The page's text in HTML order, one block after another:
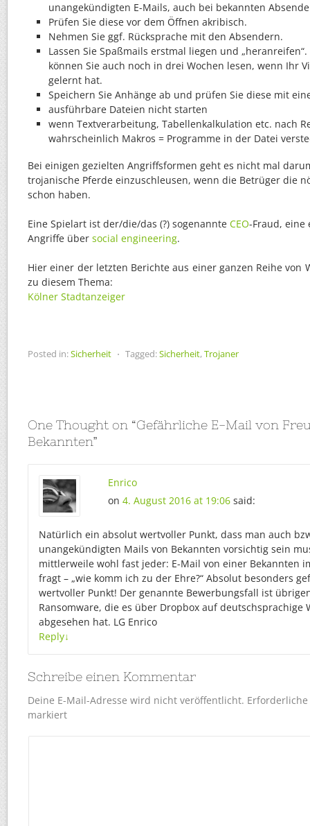
unangekündigten E-Mails, auch bei bekannten
Prüfen Sie diese vor dem Öffnen akribisch.
Nehmen Sie ggf. Rücksprache mit den Absendern.
Lassen Sie Spaßmails erstmal liegen und
können Sie auch noch in drei Wochen lesen, wenn Ihr
gelernt hat.
Speichern Sie Anhänge ab und prüfen Sie diese mit
ausführbare Dateien nicht starten
wenn Textverarbeitung, Tabellenkalkulation etc. nach
wahrscheinlich Makros = Programme in der Datei
Bei einigen gezielten Angriffsformen geht es nicht mal
trojanische Pferde einzuschleusen, wenn die Betrüger die
schon haben.
Eine Spielart ist der/die/das (?) sogenannte CEO-Fraud, eine
Angriffe über social engineering.
Hier einer der letzten Berichte aus einer ganzen Reihe von
zu diesem Thema:
Kölner Stadtanzeiger
Posted in:Sicherheit ⋅ Tagged:Sicherheit,Trojaner
One Thought on “Gefährliche E-Mail von
Bekannten”
Enrico
on 4. August 2016 at 19:06 said:
Natürlich ein absolut wertvoller Punkt, dass man auch
unangekündigten Mails von Bekannten vorsichtig sein
mittlerweile wohl fast jeder: E-Mail von einer Bekannten
fragt – „wie komm ich zu der Ehre?“ Absolut besonders
wertvoller Punkt! Der genannte Bewerbungsfall ist
Ransomware, die es über Dropbox auf deutschsprachige
abgesehen hat. LG Enrico
Reply↓
Schreibe einen Kommentar
Deine E-Mail-Adresse wird nicht veröffentlicht.
markiert